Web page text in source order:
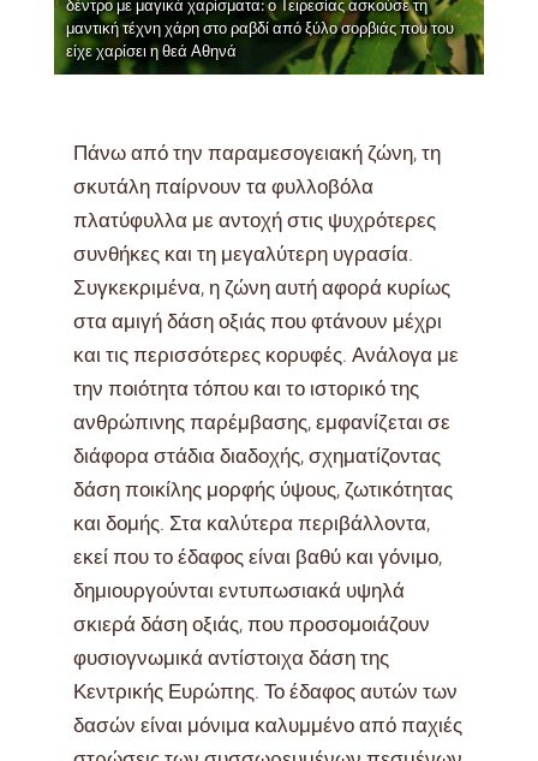
δέντρο με μαγικά χαρίσματα: ο Τειρεσίας ασκούσε τη
μαντική τέχνη χάρη στο ραβδί από ξύλο σορβιάς που του
είχε χαρίσει η θεά Αθηνά
Πάνω από την παραμεσογειακή ζώνη, τη
σκυτάλη παίρνουν τα φυλλοβόλα
πλατύφυλλα με αντοχή στις ψυχρότερες
συνθήκες και τη μεγαλύτερη υγρασία.
Συγκεκριμένα, η ζώνη αυτή αφορά κυρίως
στα αμιγή δάση οξιάς που φτάνουν μέχρι
και τις περισσότερες κορυφές. Ανάλογα με
την ποιότητα τόπου και το ιστορικό της
ανθρώπινης παρέμβασης, εμφανίζεται σε
διάφορα στάδια διαδοχής, σχηματίζοντας
δάση ποικίλης μορφής ύψους, ζωτικότητας
και δομής. Στα καλύτερα περιβάλλοντα,
εκεί που το έδαφος είναι βαθύ και γόνιμο,
δημιουργούνται εντυπωσιακά υψηλά
σκιερά δάση οξιάς, που προσομοιάζουν
φυσιογνωμικά αντίστοιχα δάση της
Κεντρικής Ευρώπης. Το έδαφος αυτών των
δασών είναι μόνιμα καλυμμένο από παχιές